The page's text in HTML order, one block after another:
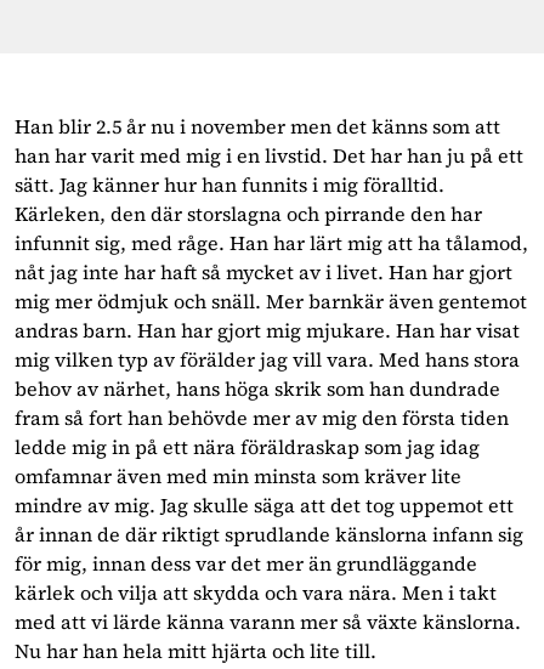
Han blir 2.5 år nu i november men det känns som att
han har varit med mig i en livstid. Det har han ju på ett
sätt. Jag känner hur han funnits i mig föralltid.
Kärleken, den där storslagna och pirrande den har
infunnit sig, med råge. Han har lärt mig att ha tålamod,
nåt jag inte har haft så mycket av i livet. Han har gjort
mig mer ödmjuk och snäll. Mer barnkär även gentemot
andras barn. Han har gjort mig mjukare. Han har visat
mig vilken typ av förälder jag vill vara. Med hans stora
behov av närhet, hans höga skrik som han dundrade
fram så fort han behövde mer av mig den första tiden
ledde mig in på ett nära föräldraskap som jag idag
omfamnar även med min minsta som kräver lite
mindre av mig. Jag skulle säga att det tog uppemot ett
år innan de där riktigt sprudlande känslorna infann sig
för mig, innan dess var det mer än grundläggande
kärlek och vilja att skydda och vara nära. Men i takt
med att vi lärde känna varann mer så växte känslorna.
Nu har han hela mitt hjärta och lite till.